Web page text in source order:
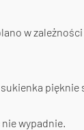
w
pięknie
wypadnie.